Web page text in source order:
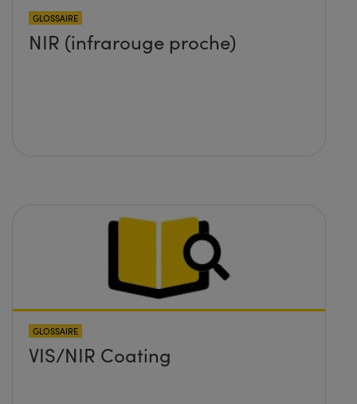
GLOSSAIRE
NIR (infrarouge proche)
GLOSSAIRE
VIS/NIR Coating